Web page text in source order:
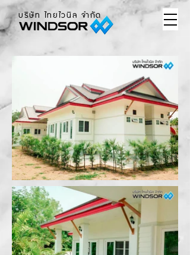
บริษัท ไทยไวนิล จำกัด